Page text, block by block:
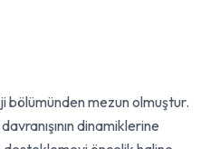
bölümünden mezun olmuştur.
dinamiklerine